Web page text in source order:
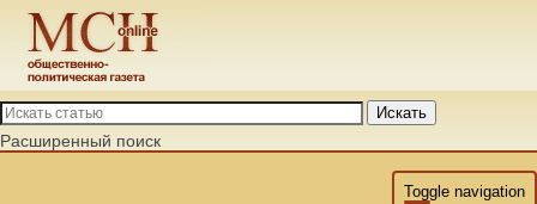
Искать
Расширенный поиск
Toggle navigation